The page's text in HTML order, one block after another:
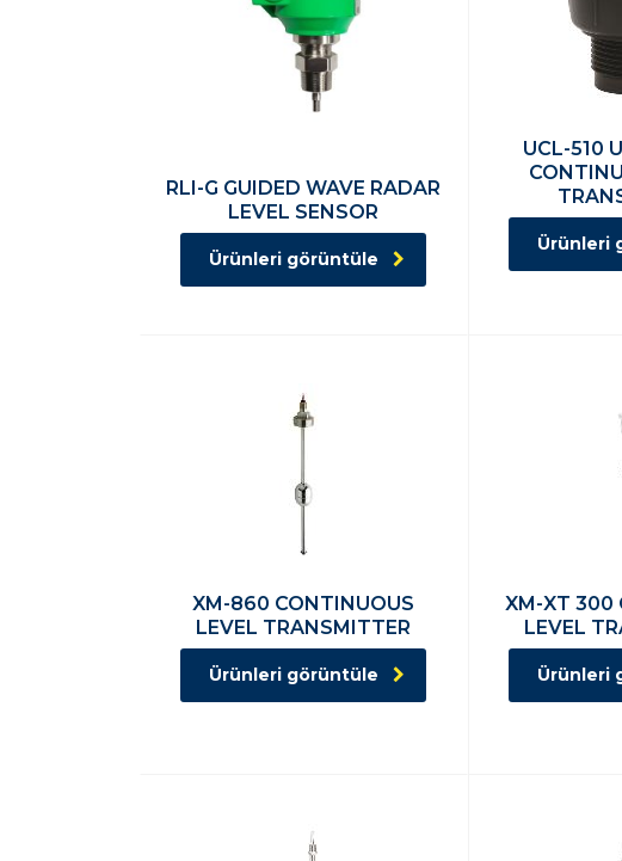
RLI-G GUIDED WAVE RADAR
LEVEL SENSOR
Ürünleri görüntüle
UCL-510
Ürünleri
XM-860 CONTINUOUS
LEVEL TRANSMITTER
Ürünleri görüntüle
XM-XT 300
LEVEL
Ürünleri